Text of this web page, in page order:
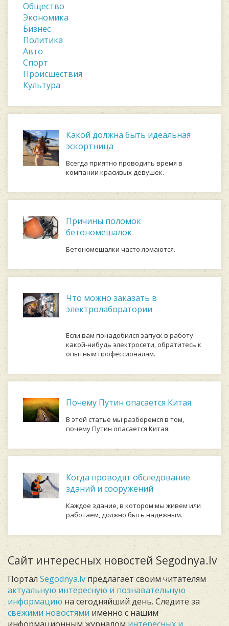
Общество
Экономика
Бизнес
Политика
Авто
Спорт
Происшествия
Культура
Какой должна быть идеальная
эскортница
Всегда приятно проводить время в
компании красивых девушек.
Причины поломок
бетономешалок
Бетономешалки часто ломаются.
Что можно заказать в
электролаборатории
Если вам понадобился запуск в работу
какой-нибудь электросети, обратитесь к
опытным профессионалам.
Почему Путин опасается Китая
В этой статье мы разберемся в том,
почему Путин опасается Китая.
Когда проводят обследование
зданий и сооружений
Каждое здание, в котором мы живем или
работаем, должно быть надежным.
Сайт интересных новостей Segodnya.lv
Портал Segodnya.lv предлагает своим читателям
актуальную интересную и познавательную
информацию на сегодняйший день. Следите за
свежими новостями именно с нашим